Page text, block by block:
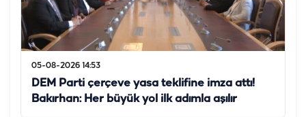
05-08-2026 14:53
DEM Parti çerçeve yasa teklifine imza attı!
Bakırhan: Her büyük yol ilk adımla aşılır